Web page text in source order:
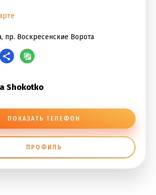
пр. Воскресенские Ворота
Shokotko
ПОКАЗАТЬ ТЕЛЕФОН
ПРОФИЛЬ